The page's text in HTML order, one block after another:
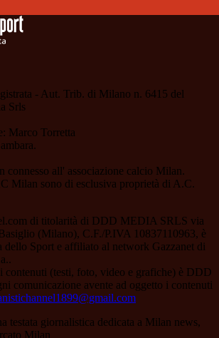
- Aut. Trib. di Milano n. 6415 del
Srls
Marco Torretta
connesso all' associazione calcio Milan.
Milan sono di esclusiva proprietà di A.C.
di titolarità di DDD MEDIA SRLS via
(Milano), C.F./P.IVA 10837110963, è
dello Sport e affiliato al network Gazzanet di
contenuti (testi, foto, video e grafiche) è DDD
comunicazione avente ad oggetto i contenuti
testata giornalistica dedicata a Milan news,
Milan